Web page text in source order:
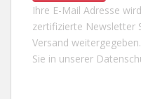
Ihre E-Mail Adresse
zertifizierte Newsletter
Versand
Sie in unserer